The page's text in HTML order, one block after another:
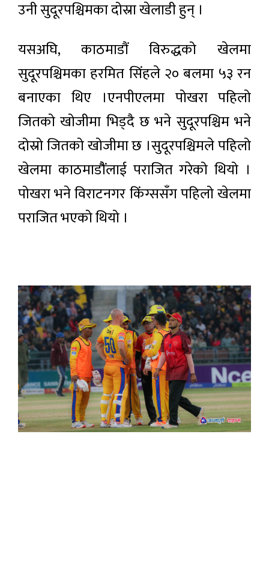
उनी सुदूरपश्चिमका दोस्रा खेलाडी हुन् ।
यसअघि, काठमाडौं विरुद्धको खेलमा
सुदूरपश्चिमका हरमित सिंहले २० बलमा ५३ रन
बनाएका थिए ।एनपीएलमा पोखरा पहिलो
जितको खोजीमा भिड्दै छ भने सुदूरपश्चिम भने
दोस्रो जितको खोजीमा छ ।सुदूरपश्चिमले पहिलो
खेलमा काठमाडौैंलाई पराजित गरेको थियो ।
पोखरा भने विराटनगर किंग्ससँग पहिलो खेलमा
पराजित भएको थियो ।